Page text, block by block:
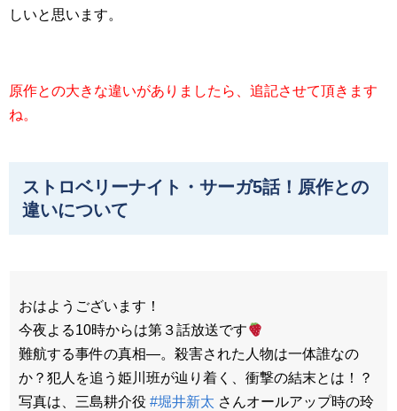
しいと思います。
原作との大きな違いがありましたら、追記させて頂きます
ね。
ストロベリーナイト・サーガ5話！原作との
違いについて
おはようございます！
今夜よる10時からは第３話放送です
難航する事件の真相―。殺害された人物は一体誰なの
か？犯人を追う姫川班が辿り着く、衝撃の結末とは！？
写真は、三島耕介役 #堀井新太 さんオールアップ時の玲